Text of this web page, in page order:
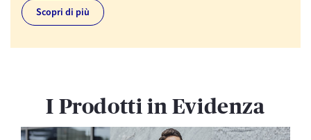
Scopri di più
I Prodotti in Evidenza